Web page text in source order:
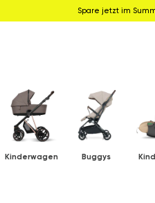
Spare jetzt im
Kinderwagen Buggys